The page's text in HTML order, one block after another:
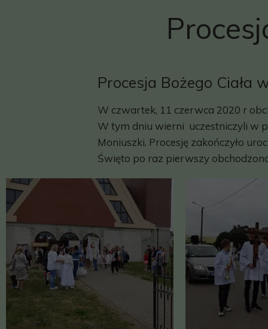
Procesja Bożego Ciała
W czwartek, 11 czerwca 2020 r
W tym dniu wierni uczestniczyli w
Moniuszki. Procesję zakończyło
Święto po raz pierwszy